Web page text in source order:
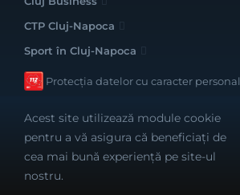
CTP Cluj-Napoca
Sport în Cluj-Napoca
Protecția datelor cu caracter personal
Realizat cu bune intenții de către
Acest site utilizează module cookie
pentru a vă asigura că beneficiați de
cea mai bună experiență pe site-ul
nostru.